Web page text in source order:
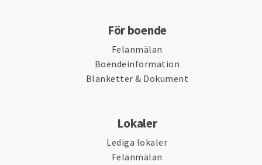
För boende
Felanmälan
Boendeinformation
Blanketter & Dokument
Lokaler
Lediga lokaler
Felanmälan